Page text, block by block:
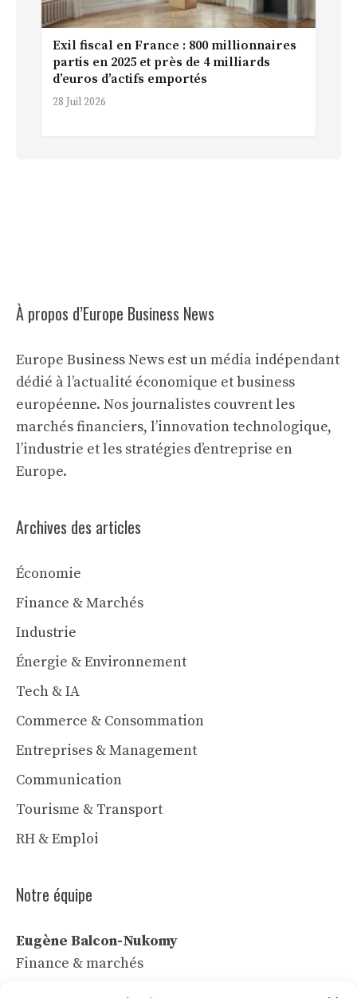
Exil fiscal en France : 800 millionnaires
partis en 2025 et près de 4 milliards
d’euros d’actifs emportés
28 Juil 2026
À propos d’Europe Business News
Europe Business News est un média indépendant
dédié à l’actualité économique et business
européenne. Nos journalistes couvrent les
marchés financiers, l’innovation technologique,
l’industrie et les stratégies d’entreprise en
Europe.
Archives des articles
Économie
Finance & Marchés
Industrie
Énergie & Environnement
Tech & IA
Commerce & Consommation
Entreprises & Management
Communication
Tourisme & Transport
RH & Emploi
Notre équipe
Eugène Balcon-Nukomy
Finance & marchés